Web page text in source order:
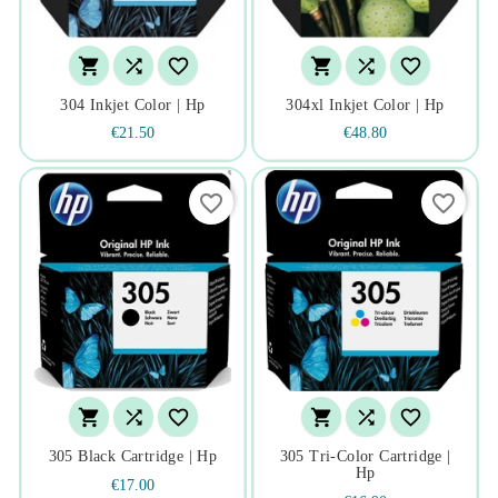
  
304 Inkjet Color | Hp
€21.50
  
304xl Inkjet Color | Hp
€48.80
  
305 Black Cartridge | Hp
€17.00
favorite_border
  
305 Tri-Color Cartridge |
Hp
favorite_border